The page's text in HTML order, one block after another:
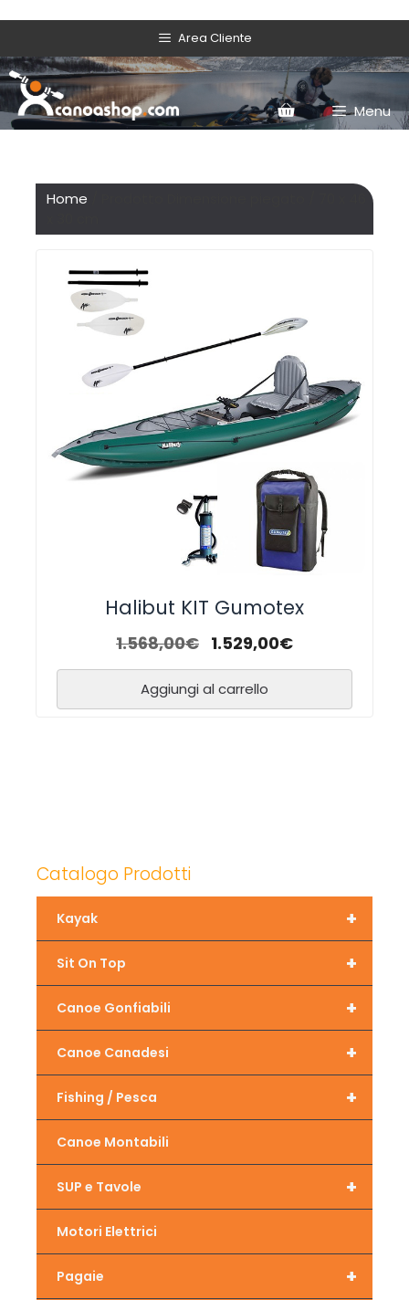
Area Cliente
Menu
Home
Halibut KIT Gumotex
1.568,00€ 1.529,00€
Aggiungi al carrello
Catalogo Prodotti
+
Kayak
+
Sit On Top
+
Canoe Gonfiabili
+
Canoe Canadesi
+
Fishing / Pesca
Canoe Montabili
+
SUP e Tavole
Motori Elettrici
+
Pagaie